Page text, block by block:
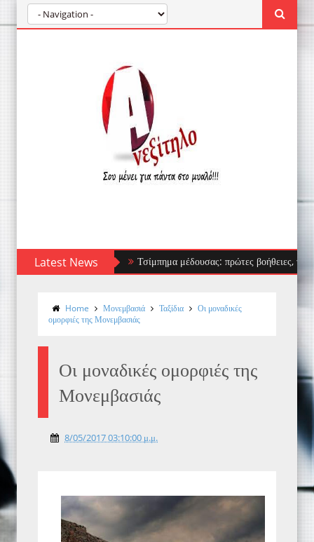
Latest NewsΤσίμπημα μέδουσας: πρώτες βοήθειες, τι να
Home Μονεμβασιά Ταξίδια
Οι μοναδικές
ομορφιές της Μονεμβασιάς
Οι μοναδικές ομορφιές της
Μονεμβασιάς
8/05/2017 03:10:00 μ.μ.